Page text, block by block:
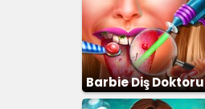
Barbie Diş Doktoru